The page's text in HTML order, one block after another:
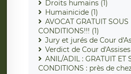
Droits humains (1)
Humainicide (1)
AVOCAT GRATUIT SOUS
CONDITIONS!!! (1)
Jury et jurés de Cour
Verdict de Cour d'Assises
ANIL/ADIL : GRATUIT ET
CONDITIONS : près de